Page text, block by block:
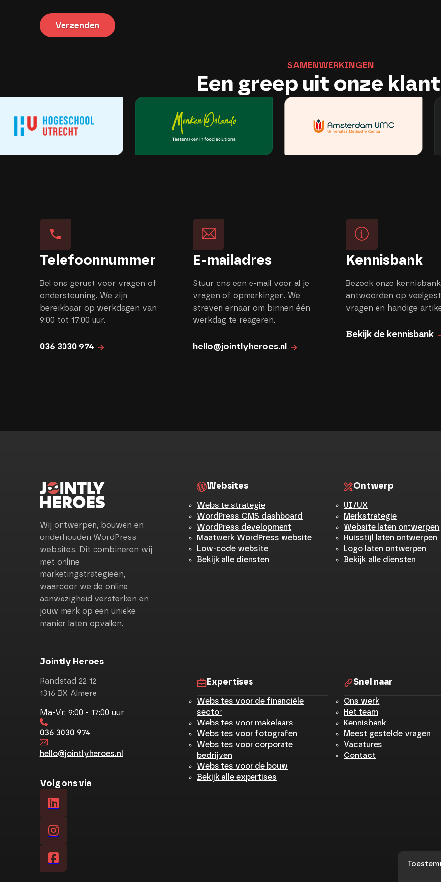
Verzenden
Een greep uit onze
SA M E N W E R KI N G E N
Telefoonnummer
Bel ons gerust voor vragen of
ondersteuning. We zijn
bereikbaar op werkdagen van
9:00 tot 17:00 uur.
036 3030 974
E-mailadres
Stuur ons een e-mail voor al je
vragen of opmerkingen. We
streven ernaar om binnen één
werkdag te reageren.
hello@jointlyheroes.nl
Kennisbank
Bezoek onze
antwoorden op
vragen en handige
Bekijk de kennisbank
Wij ontwerpen, bouwen en
onderhouden WordPress
websites. Dit combineren wij
met online
marketingstrategieën,
waardoor we de online
aanwezigheid versterken en
jouw merk op een unieke
manier laten opvallen.
Jointly Heroes
Randstad 22 12
1316 BX Almere
Ma-Vr: 9:00 - 17:00 uur
036 3030 974
hello@jointlyheroes.nl
Volg ons via
Websites
Website strategie
WordPress CMS dashboard
WordPress development
Maatwerk WordPress website
Low-code website
Bekijk alle diensten
Ontwerp
UI/UX
Merkstrategie
Website laten ontwerpen
Huisstijl laten ontwerpen
Logo laten ontwerpen
Bekijk alle diensten
Expertises
Websites voor de financiële
sector
Websites voor makelaars
Websites voor fotografen
Websites voor corporate
bedrijven
Websites voor de bouw
Bekijk alle expertises
Snel naar
Ons werk
Het team
Kennisbank
Meest gestelde vragen
Vacatures
Contact